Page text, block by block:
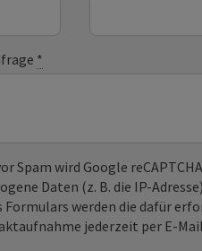
*
Spam wird Google
Daten (z. B. die IP-
Formulars werden die dafür
jederzeit per E-